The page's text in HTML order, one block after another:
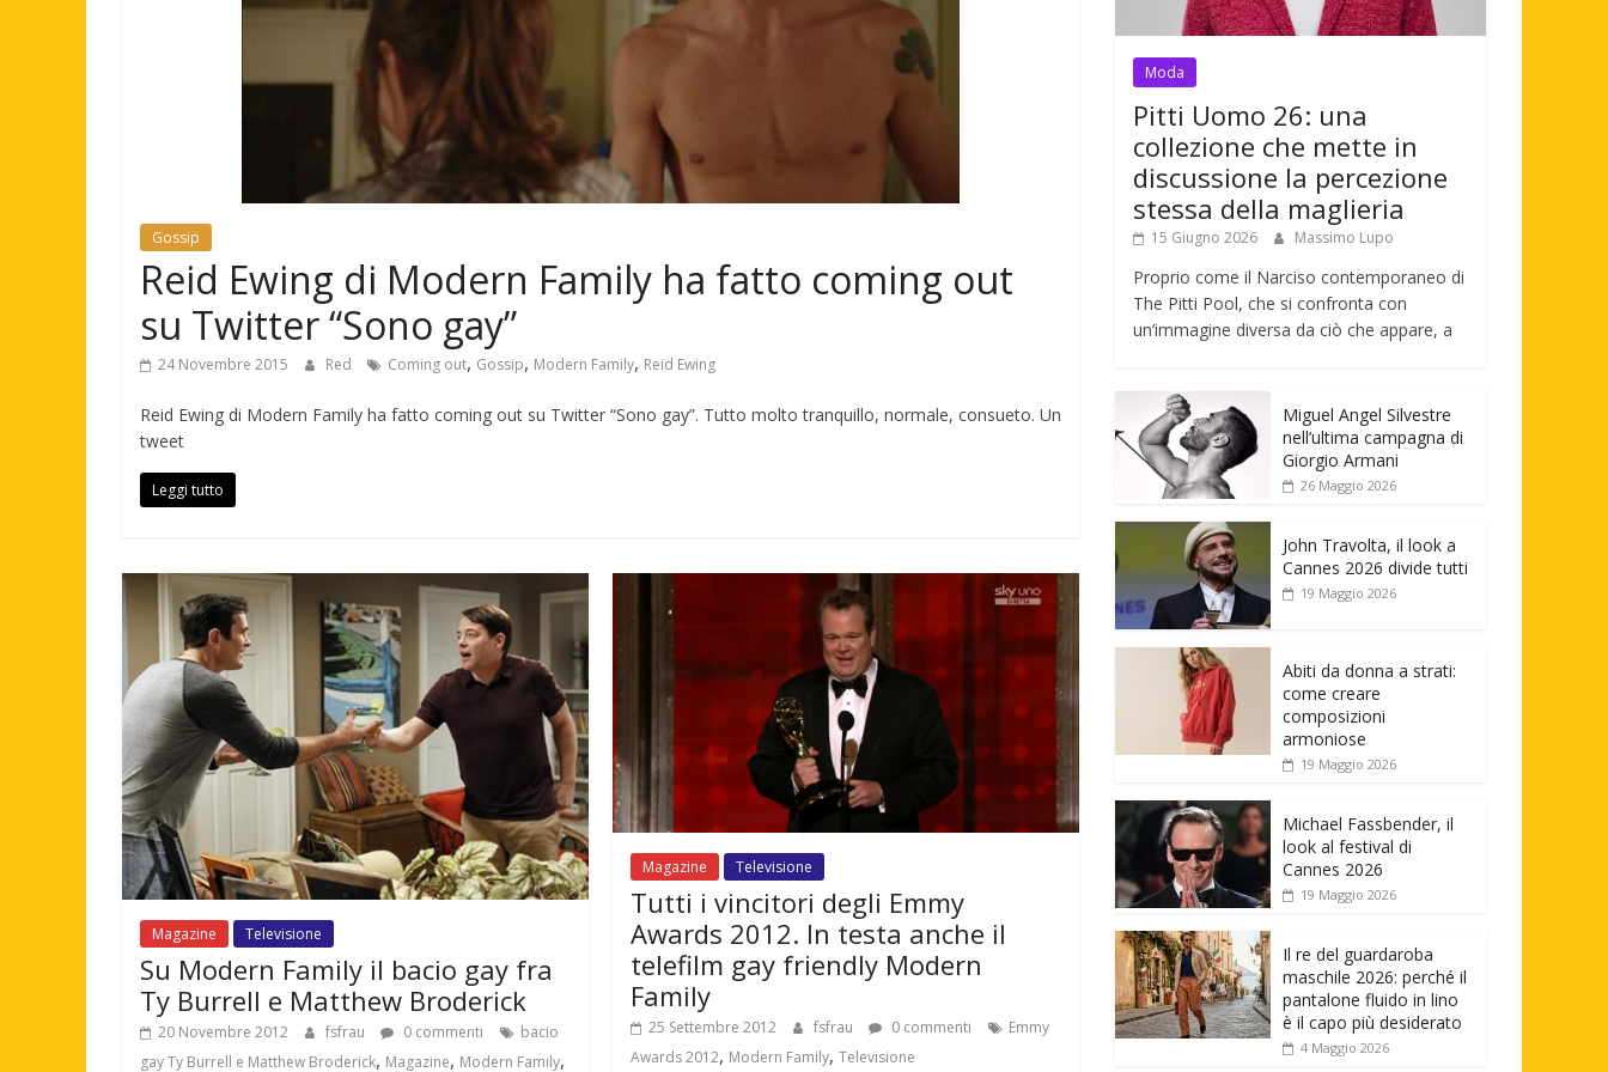
Gossip
Reid Ewing di Modern Family ha fatto coming out
su Twitter “Sono gay”
24 Novembre 2015 Red Coming out, Gossip, Modern Family, Reid Ewing
Reid Ewing di Modern Family ha fatto coming out su Twitter “Sono gay”. Tutto molto tranquillo, normale, consueto. Un
tweet
Leggi tutto
Magazine Televisione
Su Modern Family il bacio gay fra
Ty Burrell e Matthew Broderick
20 Novembre 2012 fsfrau 0 commenti
bacio
gay Ty Burrell e Matthew Broderick, Magazine, Modern Family,
Magazine Televisione
Tutti i vincitori degli Emmy
Awards 2012. In testa anche il
telefilm gay friendly Modern
Family
25 Settembre 2012 fsfrau 0 commenti
Emmy
Awards 2012, Modern Family,Televisione
Moda
Pitti Uomo 26: una
collezione che mette in
discussione la percezione
stessa della maglieria
15 Giugno 2026 Massimo Lupo
Proprio come il Narciso contemporaneo di
The Pitti Pool, che si confronta con
un’immagine diversa da ciò che appare, a
Miguel Angel Silvestre
nell’ultima campagna di
Giorgio Armani
26 Maggio 2026
John Travolta, il look a
Cannes 2026 divide tutti
19 Maggio 2026
Abiti da donna a strati:
come creare
composizioni
armoniose
19 Maggio 2026
Michael Fassbender, il
look al festival di
Cannes 2026
19 Maggio 2026
Il re del guardaroba
maschile 2026: perché il
pantalone fluido in lino
è il capo più desiderato
4 Maggio 2026